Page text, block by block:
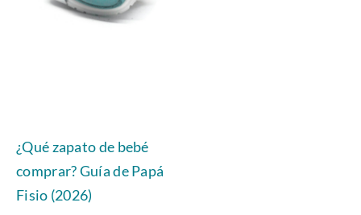
¿Qué zapato de bebé
comprar? Guía de Papá
Fisio (2026)